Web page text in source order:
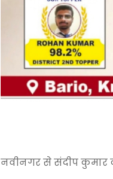
नवीनगर से संदीप कुमार